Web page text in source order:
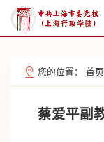
您的位置： 首页
蔡爱平副